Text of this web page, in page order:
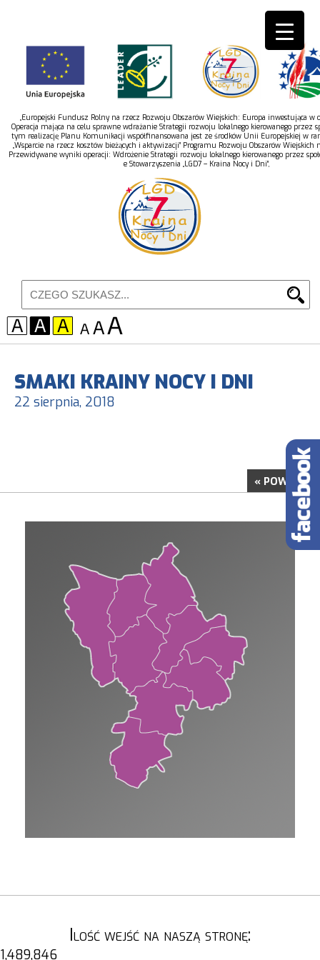
„Europejski Fundusz Rolny na rzecz Rozwoju Obszarów Wiejskich: Europa inwestująca w
Operacja mająca na celu sprawne wdrażanie Strategii rozwoju lokalnego kierowanego przez
tym realizację Planu Komunikacji współfinansowana jest ze środków Unii Europejskiej w
„Wsparcie na rzecz kosztów bieżących i aktywizacji” Programu Rozwoju Obszarów Wiejskich
Przewidywane wyniki operacji: Wdrożenie Strategii rozwoju lokalnego kierowanego przez
e Stowarzyszenia „LGD7 – Kraina Nocy i Dni”,
SMAKI KRAINY NOCY I DNI
22 sierpnia, 2018
« POWRÓT
Ilość wejść na naszą stronę:
1,489,846